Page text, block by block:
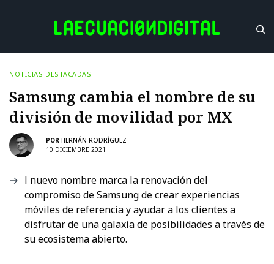
NOTICIAS DESTACADAS
Samsung cambia el nombre de su
división de movilidad por MX
POR HERNÁN RODRÍGUEZ
10 DICIEMBRE 2021
l nuevo nombre marca la renovación del
compromiso de Samsung de crear experiencias
móviles de referencia y ayudar a los clientes a
disfrutar de una galaxia de posibilidades a través de
su ecosistema abierto.